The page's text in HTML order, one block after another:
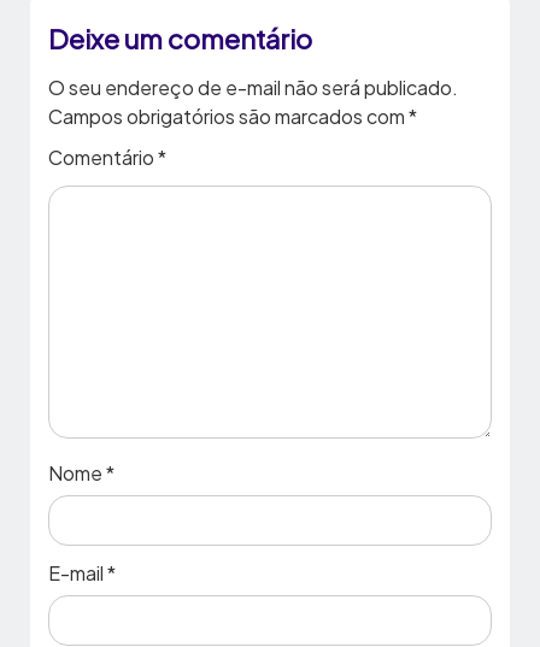
Deixe um comentário
O seu endereço de e-mail não será publicado.
Campos obrigatórios são marcados com*
Comentário*
Nome*
E-mail*